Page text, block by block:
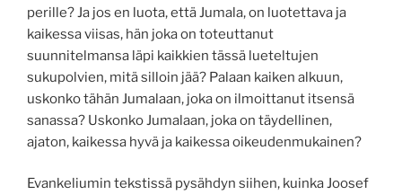
perille? Ja jos en luota, että Jumala, on luotettava ja
kaikessa viisas, hän joka on toteuttanut
suunnitelmansa läpi kaikkien tässä lueteltujen
sukupolvien, mitä silloin jää? Palaan kaiken alkuun,
uskonko tähän Jumalaan, joka on ilmoittanut itsensä
sanassa? Uskonko Jumalaan, joka on täydellinen,
ajaton, kaikessa hyvä ja kaikessa oikeudenmukainen?
Evankeliumin tekstissä pysähdyn siihen, kuinka Joosef